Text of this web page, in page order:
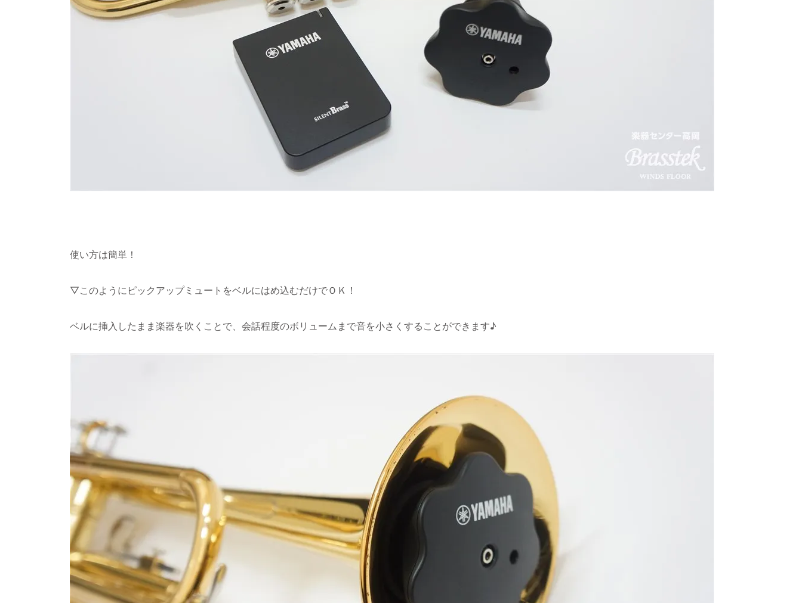
使い方は簡単！
▽このようにピックアップミュートをベルにはめ込むだけでＯＫ！
ベルに挿入したまま楽器を吹くことで、会話程度のボリュームまで音を小さくすることができます♪